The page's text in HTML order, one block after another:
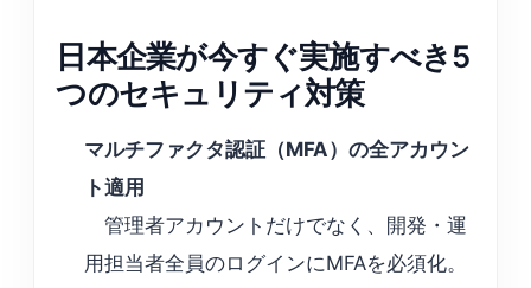
日本企業が今すぐ実施すべき5
つのセキュリティ対策
マルチファクタ認証（MFA）の全アカウン
ト適用
管理者アカウントだけでなく、開発・運
用担当者全員のログインにMFAを必須化。